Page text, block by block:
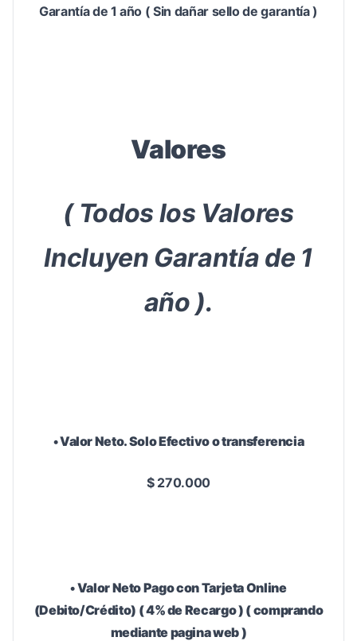
Garantía de 1 año ( Sin dañar sello de garantía )
Valores
( Todos los Valores
Incluyen Garantía de 1
año ).
• Valor Neto. Solo Efectivo o transferencia
$ 270.000
• Valor Neto Pago con Tarjeta Online
(Debito/Crédito) ( 4% de Recargo ) ( comprando
mediante pagina web )